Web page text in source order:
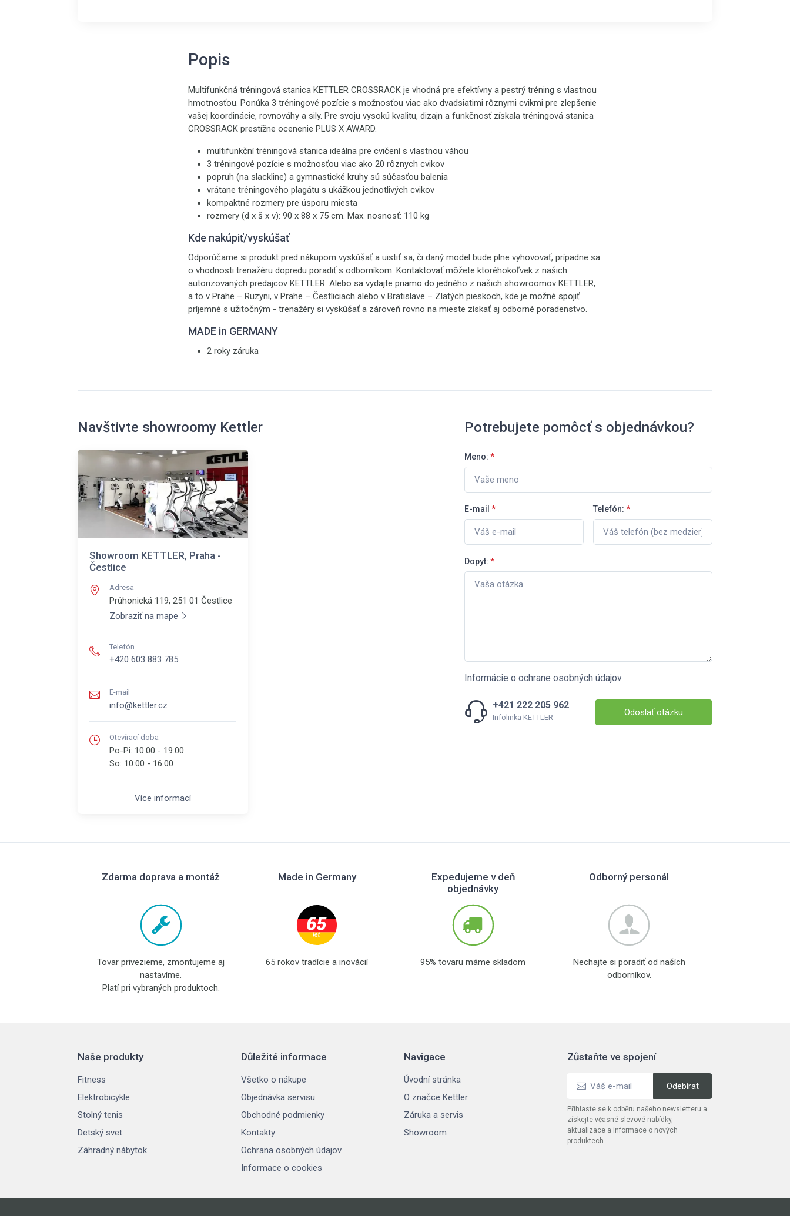
Popis
Multifunkčná tréningová stanica KETTLER CROSSRACK je vhodná pre efektívny a pestrý tréning s vlastnou
hmotnosťou. Ponúka 3 tréningové pozície s možnosťou viac ako dvadsiatimi rôznymi cvikmi pre zlepšenie
vašej koordinácie, rovnováhy a sily. Pre svoju vysokú kvalitu, dizajn a funkčnosť získala tréningová stanica
CROSSRACK prestížne ocenenie PLUS X AWARD.
multifunkční tréningová stanica ideálna pre cvičení s vlastnou váhou
3 tréningové pozície s možnosťou viac ako 20 rôznych cvikov
popruh (na slackline) a gymnastické kruhy sú súčasťou balenia
vrátane tréningového plagátu s ukážkou jednotlivých cvikov
kompaktné rozmery pre úsporu miesta
rozmery (d x š x v): 90 x 88 x 75 cm. Max. nosnosť: 110 kg
Kde nakúpiť/vyskúšať
Odporúčame si produkt pred nákupom vyskúšať a uistiť sa, či daný model bude plne vyhovovať, prípadne sa
o vhodnosti trenažéru dopredu poradiť s odborníkom. Kontaktovať môžete ktoréhokoľvek z našich
autorizovaných predajcov KETTLER. Alebo sa vydajte priamo do jedného z našich showroomov KETTLER,
a to v Prahe – Ruzyni, v Prahe – Čestliciach alebo v Bratislave – Zlatých pieskoch, kde je možné spojiť
príjemné s užitočným - trenažéry si vyskúšať a zároveň rovno na mieste získať aj odborné poradenstvo.
MADE in GERMANY
2 roky záruka
Navštivte showroomy Kettler
Showroom KETTLER, Praha -
Čestlice
Adresa
Průhonická 119, 251 01 Čestlice
Zobraziť na mape
Telefón
+420 603 883 785
E-mail
info@kettler.cz
Otevírací doba
Po-Pi: 10:00 - 19:00
So: 10:00 - 16:00
Více informací
Potrebujete pomôcť s objednávkou?
Meno: *
E-mail * Telefón: *
Dopyt: *
Informácie o ochrane osobných údajov
+421 222 205 962
Infolinka KETTLER Odoslať otázku
Zdarma doprava a montáž
Tovar privezieme, zmontujeme aj
nastavíme.
Platí pri vybraných produktoch.
Made in Germany
65 rokov tradície a inovácií
Expedujeme v deň
objednávky
95% tovaru máme skladom
Odborný personál
Nechajte si poradiť od naších
odborníkov.
Naše produkty
Fitness
Elektrobicykle
Stolný tenis
Detský svet
Záhradný nábytok
Důležité informace
Všetko o nákupe
Objednávka servisu
Obchodné podmienky
Kontakty
Ochrana osobných údajov
Informace o cookies
Navigace
Úvodní stránka
O značce Kettler
Záruka a servis
Showroom
Zůstaňte ve spojení
Přihlaste se k odběru našeho newsletteru a
získejte včasné slevové nabídky,
aktualizace a informace o nových
produktech.